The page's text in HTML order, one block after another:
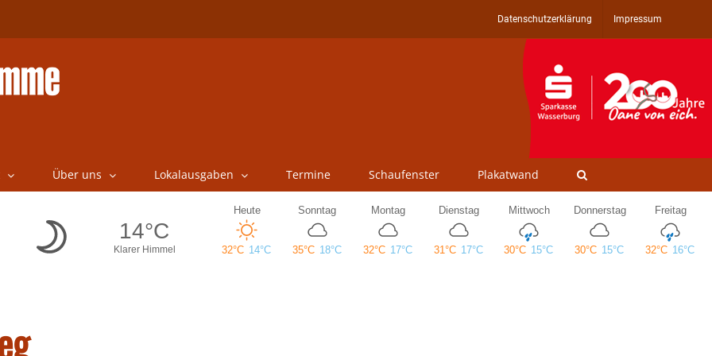
Datenschutzerklärung Impressum
Über uns Lokalausgaben Termine Schaufenster Plakatwand